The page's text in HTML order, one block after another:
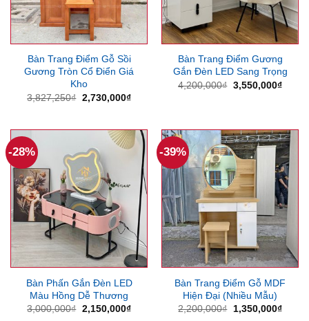
Bàn Trang Điểm Gỗ Sồi
Gương Tròn Cổ Điển Giá
Kho
3,827,250₫ Giá
2,730,000₫Giá
2,730,000₫.
Bàn Trang Điểm Gương
Gắn Đèn LED Sang Trọng
4,200,000₫ Giá
3,550,000₫Giá
-28%
Bàn Phấn Gắn Đèn LED
Màu Hồng Dễ Thương
3,000,000₫ Giá
2,150,000₫Giá
-39%
Bàn Trang Điểm Gỗ MDF
Hiện Đại (Nhiều Mẫu)
2,200,000₫
Giá
1,350,000₫Giá